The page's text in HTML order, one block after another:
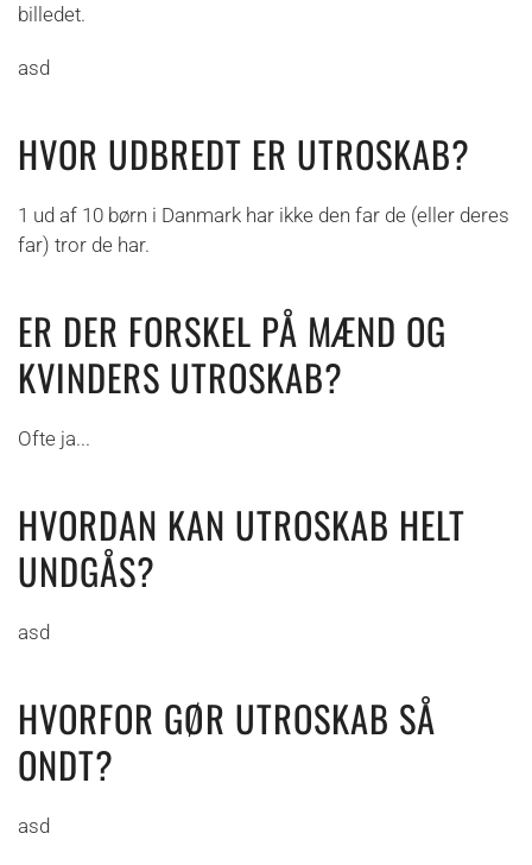
billedet.
asd
HVOR UDBREDT ER UTROSKAB?
1 ud af 10 børn i Danmark har ikke den far de (eller deres
far) tror de har.
ER DER FORSKEL PÅ MÆND OG
KVINDERS UTROSKAB?
Ofte ja...
HVORDAN KAN UTROSKAB HELT
UNDGÅS?
asd
HVORFOR GØR UTROSKAB SÅ
ONDT?
asd